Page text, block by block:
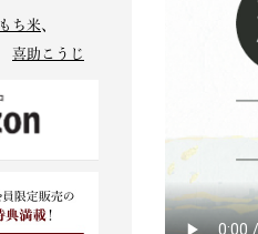
もち米
喜助こうじ